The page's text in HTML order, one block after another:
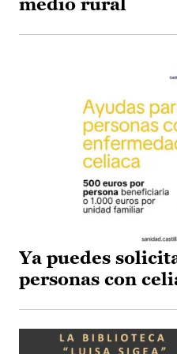
medio rural
Ya puedes
personas con